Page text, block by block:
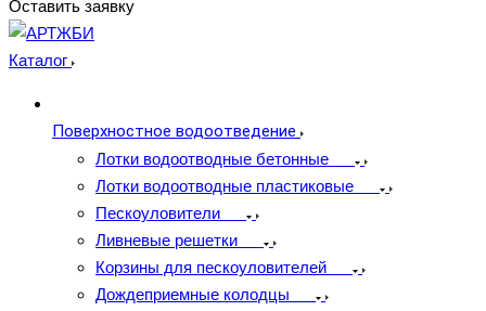
Оставить заявку
Каталог
Поверхностное водоотведение
Лотки водоотводные бетонные
Лотки водоотводные пластиковые
Пескоуловители
Ливневые решетки
Корзины для пескоуловителей
Дождеприемные колодцы